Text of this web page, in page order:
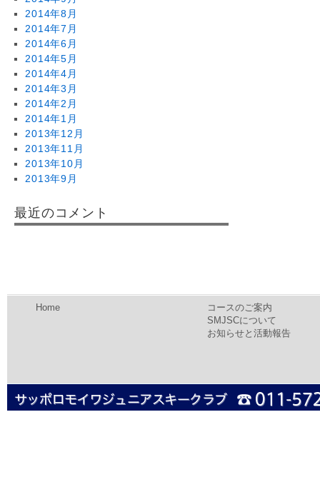
2014年8月
2014年7月
2014年6月
2014年5月
2014年4月
2014年3月
2014年2月
2014年1月
2013年12月
2013年11月
2013年10月
2013年9月
最近のコメント
Home
コースのご案内
SMJSCについて
お知らせと活動報告